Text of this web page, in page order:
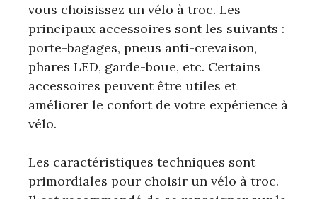
vous choisissez un vélo à troc. Les
principaux accessoires sont les suivants :
porte-bagages, pneus anti-crevaison,
phares LED, garde-boue, etc. Certains
accessoires peuvent être utiles et
améliorer le confort de votre expérience à
vélo.
Les caractéristiques techniques sont
primordiales pour choisir un vélo à troc.